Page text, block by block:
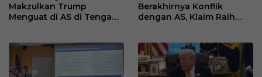
Makzulkan Trump
Menguat di AS di Tengah
Berakhirnya Konflik
dengan AS, Klaim Raih